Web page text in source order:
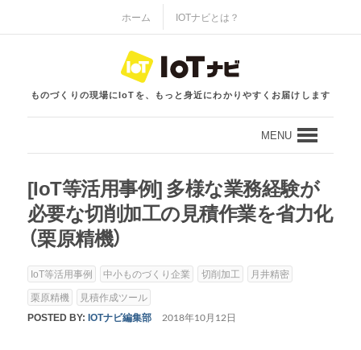
ホーム IOTナビとは？
ものづくりの現場にIoTを、もっと身近にわかりやすくお届けします
MENU
[IoT等活用事例] 多様な業務経験が
必要な切削加⼯の⾒積作業を省⼒化
（栗原精機）
IoT等活用事例 中小ものづくり企業 切削加⼯
⽉井精密
栗原精機
⾒積作成ツール
POSTED BY: IOTナビ編集部 2018年10月12日